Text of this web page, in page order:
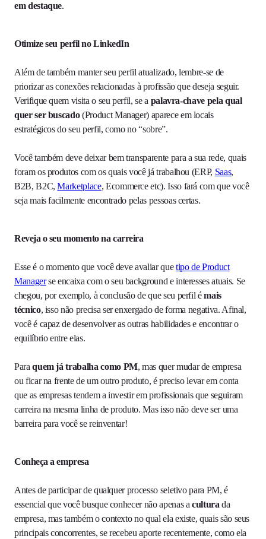
em destaque.
Otimize seu perfil no LinkedIn
Além de também manter seu perfil atualizado, lembre-se de
priorizar as conexões relacionadas à profissão que deseja seguir.
Verifique quem visita o seu perfil, se a palavra-chave pela qual
quer ser buscado(Product Manager) aparece em locais
estratégicos do seu perfil, como no “sobre”.
Você também deve deixar bem transparente para a sua rede, quais
foram os produtos com os quais você já trabalhou (ERP, Saas,
B2B, B2C,Marketplace, Ecommerce etc). Isso fará com que você
seja mais facilmente encontrado pelas pessoas certas.
Reveja o seu momento na carreira
Esse é o momento que você deve avaliar quetipo de Product
Managerse encaixa com o seu background e interesses atuais. Se
chegou, por exemplo, à conclusão de que seu perfil émais
técnico, isso não precisa ser enxergado de forma negativa. Afinal,
você é capaz de desenvolver as outras habilidades e encontrar o
equilíbrio entre elas.
Paraquem já trabalha como PM, mas quer mudar de empresa
ou ficar na frente de um outro produto, é preciso levar em conta
que as empresas tendem a investir em profissionais que seguiram
carreira na mesma linha de produto. Mas isso não deve ser uma
barreira para você se reinventar!
Conheça a empresa
Antes de participar de qualquer processo seletivo para PM, é
essencial que você busque conhecer não apenas acultura da
empresa, mas também o contexto no qual ela existe, quais são seus
principais concorrentes, se recebeu aporte recentemente, como ela